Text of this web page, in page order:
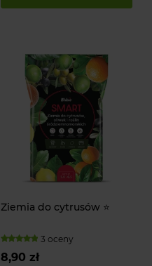
Ziemia do cytrusów ⭐
3 oceny
8,90 zł